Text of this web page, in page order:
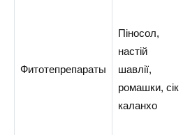
Фитотепрепараты
Піносол,
настій
шавлії,
ромашки, сік
каланхо